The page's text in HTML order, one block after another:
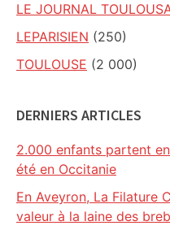
LE JOURNAL
LEPARISIEN (250)
TOULOUSE (2 000)
DERNIERS ARTICLES
2.000 enfants partent
été en Occitanie
En Aveyron, La Filature
valeur à la laine des